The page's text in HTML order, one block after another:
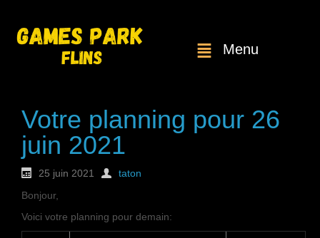
Menu
Votre planning pour 26
juin 2021
25 juin 2021
taton
Bonjour,
Voici votre planning pour demain: